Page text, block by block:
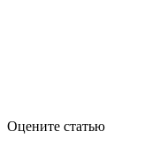
Оцените статью